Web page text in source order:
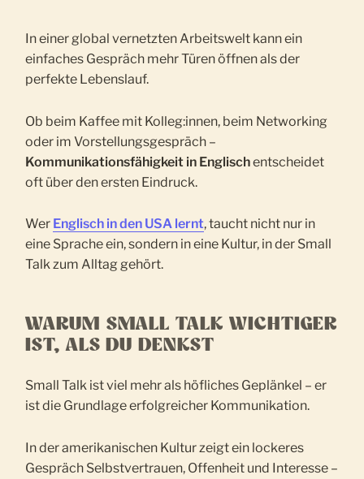
In einer global vernetzten Arbeitswelt kann ein
einfaches Gespräch mehr Türen öffnen als der
perfekte Lebenslauf.
Ob beim Kaffee mit Kolleg:innen, beim Networking
oder im Vorstellungsgespräch –
Kommunikationsfähigkeit in Englischentscheidet
oft über den ersten Eindruck.
Wer Englisch in den USA lernt, taucht nicht nur in
eine Sprache ein, sondern in eine Kultur, in der Small
Talk zum Alltag gehört.
WARUM SMALL TALK WICHTIGER
IST, ALS DU DENKST
Small Talk ist viel mehr als höfliches Geplänkel – er
ist die Grundlage erfolgreicher Kommunikation.
In der amerikanischen Kultur zeigt ein lockeres
Gespräch Selbstvertrauen, Offenheit und Interesse –